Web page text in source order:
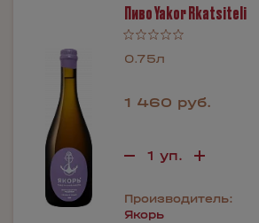
Пиво Yakor Rkatsiteli
0.75л
1 460 руб.
Производитель:
Якорь